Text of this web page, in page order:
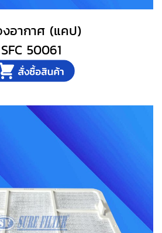
อากาศ (แคป)
SFC 50061